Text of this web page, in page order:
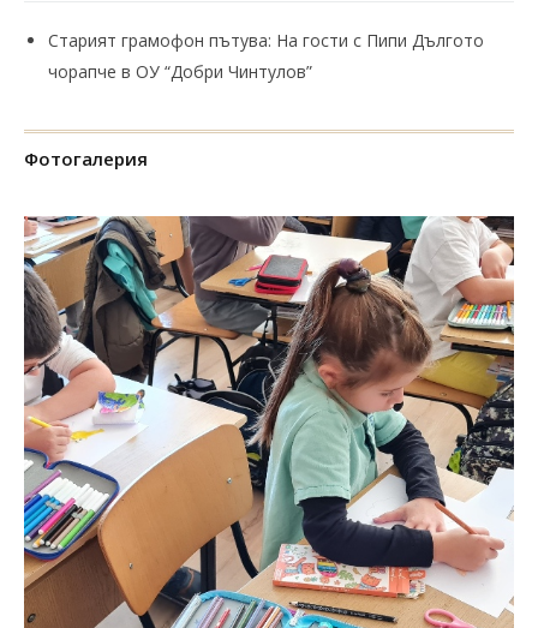
Старият грамофон пътува: На гости с Пипи Дългото
чорапче в ОУ “Добри Чинтулов”
Фотогалерия